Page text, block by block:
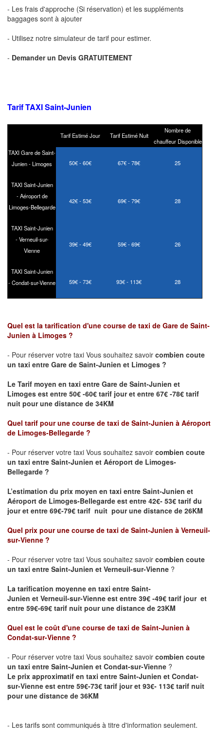
- Les frais d'approche (Si réservation) et les suppléments
baggages sont à ajouter
- Utilisez notre simulateur de tarif pour estimer.
- Demander un Devis GRATUITEMENT
Tarif TAXI Saint-Junien
Tarif Estimé Jour Tarif Estimé Nuit
Nombre de
chauffeur Disponible
TAXI Gare de Saint-
Junien - Limoges
50€ - 60€ 67€ - 78€ 25
TAXI Saint-Junien
- Aéroport de
Limoges-Bellegarde
42€ - 53€ 69€ - 79€ 28
TAXI Saint-Junien
- Verneuil-sur-
Vienne
39€ - 49€ 59€ - 69€ 26
TAXI Saint-Junien
- Condat-sur-Vienne
59€ - 73€ 93€ - 113€ 28
Quel est la tarification d'une course de taxi de Gare de Saint-
Junien à Limoges ?
- Pour réserver votre taxi Vous souhaitez savoir combien coute
un taxi entre Gare de Saint-Junien et Limoges ?
Le Tarif moyen en taxi entre Gare de Saint-Junien et
Limoges est entre 50€ -60€ tarif jour et entre 67€ -78€ tarif
nuit pour une distance de 34KM
Quel tarif pour une course de taxi de Saint-Junien à Aéroport
de Limoges-Bellegarde ?
- Pour réserver votre taxi Vous souhaitez savoir combien coute
un taxi entre Saint-Junien et Aéroport de Limoges-
Bellegarde ?
L’estimation du prix moyen en taxi entre Saint-Junien et
Aéroport de Limoges-Bellegarde est entre 42€- 53€ tarif du
jour et entre 69€-79€ tarif nuit pour une distance de 26KM
Quel prix pour une course de taxi de Saint-Junien à Verneuil-
sur-Vienne ?
- Pour réserver votre taxi Vous souhaitez savoir combien coute
un taxi entre Saint-Junien et Verneuil-sur-Vienne ?
La tarification moyenne en taxi entre Saint-
Junien et Verneuil-sur-Vienne est entre 39€ -49€ tarif jour et
entre 59€-69€ tarif nuit pour une distance de 23KM
Quel est le coût d'une course de taxi de Saint-Junien à
Condat-sur-Vienne ?
- Pour réserver votre taxi Vous souhaitez savoir combien coute
un taxi entre Saint-Junien et Condat-sur-Vienne ?
Le prix approximatif en taxi entre Saint-Junien et Condat-
sur-Vienne est entre 59€-73€ tarif jour et 93€- 113€ tarif nuit
pour une distance de 36KM
- Les tarifs sont communiqués à titre d'information seulement.